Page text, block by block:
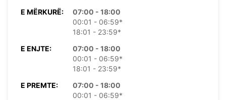
E MËRKURË:
07:00 - 18:00
00:01 - 06:59*
18:01 - 23:59*
E ENJTE:
07:00 - 18:00
00:01 - 06:59*
18:01 - 23:59*
E PREMTE:
07:00 - 18:00
00:01 - 06:59*